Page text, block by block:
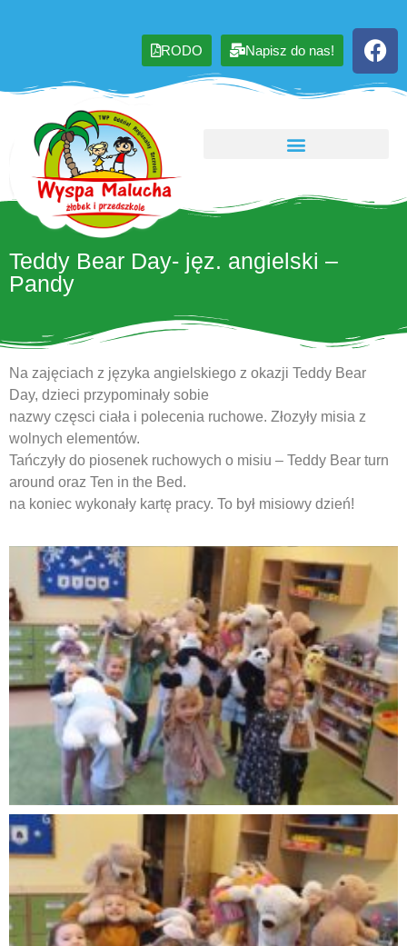
RODO Napisz do nas!
Teddy Bear Day- jęz. angielski –
Pandy
Na zajęciach z języka angielskiego z okazji Teddy Bear
Day, dzieci przypominały sobie
nazwy częsci ciała i polecenia ruchowe. Złozyły misia z
wolnych elementów.
Tańczyły do piosenek ruchowych o misiu – Teddy Bear turn
around oraz Ten in the Bed.
na koniec wykonały kartę pracy. To był misiowy dzień!